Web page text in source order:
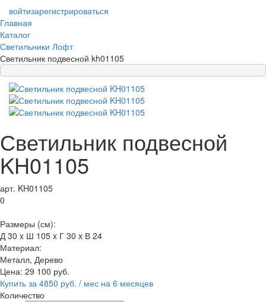
войтизарегистрироваться
Главная
Каталог
Светильники Лофт
Светильник подвесной kh01105
Светильник подвесной
KH01105
арт. KH01105
0
Размеры (см):
Д 30 x Ш 105 x Г 30 x В 24
Материал:
Металл, Дерево
Цена: 29 100 руб.
Купить за 4850 руб. / мес на 6 месяцев
Количество